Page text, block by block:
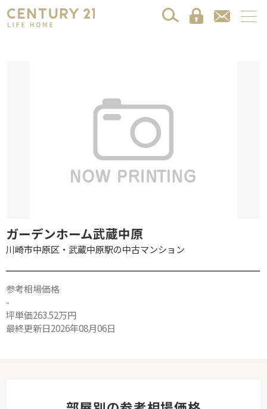
ガーデンホーム武蔵中原
川崎市中原区・武蔵中原駅の中古マンション
参考相場価格
-
坪単価263.52万円
最終更新日2026年08月06日